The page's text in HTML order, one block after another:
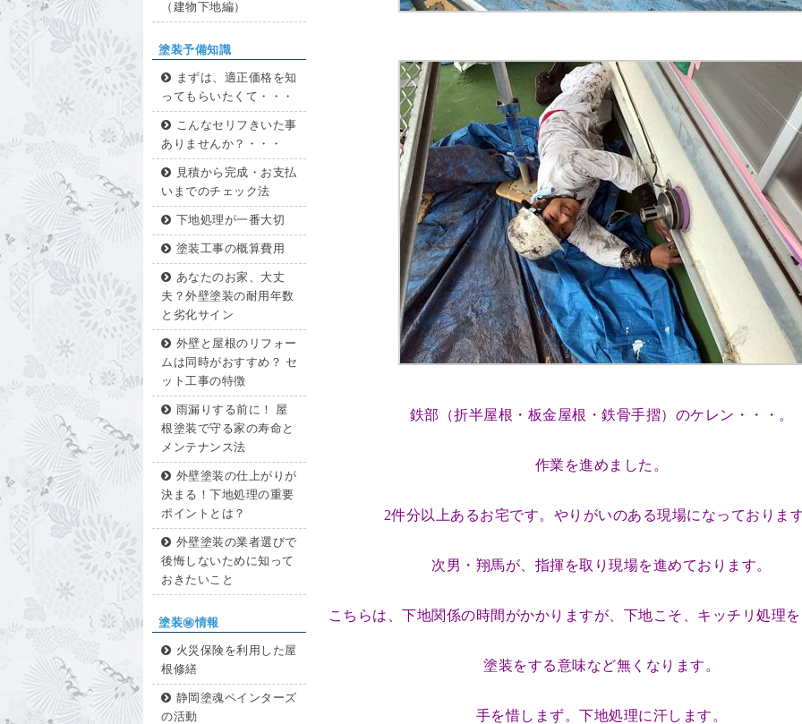
（建物下地編）
塗装予備知識
まずは、適正価格を知
ってもらいたくて・・・
こんなセリフきいた事
ありませんか？・・・
見積から完成・お支払
いまでのチェック法
下地処理が一番大切
塗装工事の概算費用
あなたのお家、大丈
夫？外壁塗装の耐用年数
と劣化サイン
外壁と屋根のリフォー
ムは同時がおすすめ？ セ
ット工事の特徴
雨漏りする前に！ 屋
根塗装で守る家の寿命と
メンテナンス法
外壁塗装の仕上がりが
決まる！下地処理の重要
ポイントとは？
外壁塗装の業者選びで
後悔しないために知って
おきたいこと
塗装㊙情報
火災保険を利用した屋
根修繕
静岡塗魂ペインターズ
の活動
鉄部（折半屋根・板金屋根・鉄骨手摺）のケレン・・・。
作業を進めました。
2件分以上あるお宅です。やりがいのある現場になっておりま
次男・翔馬が、指揮を取り現場を進めております。
こちらは、下地関係の時間がかかりますが、下地こそ、キッチリ処理
塗装をする意味など無くなります。
手を惜しまず。下地処理に汗します。